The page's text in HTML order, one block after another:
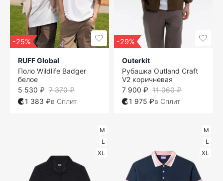
-25%
RUFF Global
Поло Wildlife Badger
белое
7 370 ₽
5 530 ₽
1 383 ₽в Сплит
-29%
Outerkit
Рубашка Outland Craft
V2 коричневая
11 060 ₽
7 900 ₽
1 975 ₽в Сплит
M
L
XL
M
L
XL